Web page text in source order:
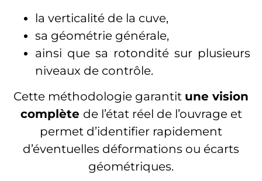
la verticalité de la cuve,
sa géométrie générale,
ainsi que sa rotondité sur plusieurs
niveaux de contrôle.
Cette méthodologie garantit une vision
complète de l’état réel de l’ouvrage et
permet d’identifier rapidement
d’éventuelles déformations ou écarts
géométriques.